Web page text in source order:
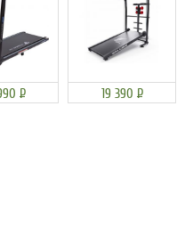
Р 19 390 Р